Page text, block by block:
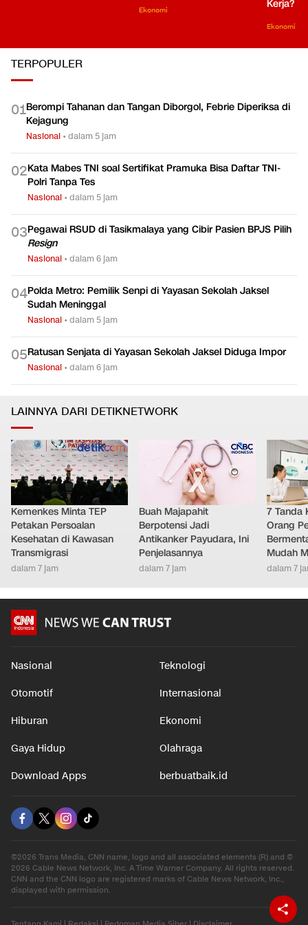
Ekonomi
Kerja?
Ekonomi
TERPOPULER
01Berompi Tahanan dan Tangan Diborgol, Febrie Diperiksa di
Kejagung
Nasional •dalam 5 jam
02Kata Mabes TNI soal Sertifikat Pramuka Bisa Daftar TNI-
Polri Tanpa Tes
Nasional •dalam 5 jam
03Pegawai RSUD di Tasikmalaya yang Cibir Pasien BPJS Pilih
Resign
Nasional •dalam 6 jam
04Polda Metro: Pemilik Senpi di Yayasan Sekolah Jaksel
Sudah Meninggal
Nasional •dalam 5 jam
05Ratusan Senjata di Yayasan Sekolah Jaksel Diduga Impor
Nasional •dalam 6 jam
LAINNYA DARI DETIKNETWORK
Kemenkes Minta TEP
Petakan Persoalan
Kesehatan di Kawasan
Transmigrasi
dalam 7 jam
Buah Majapahit
Berpotensi Jadi
Antikanker Payudara, Ini
Penjelasannya
dalam 7 jam
7 Tanda
Orang
Mudah
dalam 7
Nasional Teknologi
Otomotif Internasional
Hiburan Ekonomi
Gaya Hidup Olahraga
Download Apps berbuatbaik.id
©2026 Trans Media, CNN name, logo and all associated elements (R) and ©
2026 Cable News Network, Inc. A Time Warner Company. All rights reserved.
CNN and the CNN logo are registered marks of Cable News Network, Inc.,
displayed with permission.